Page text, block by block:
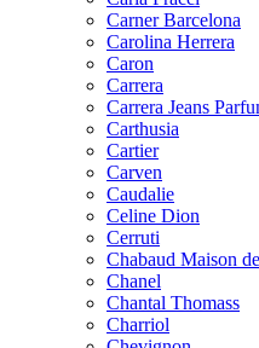
Carner Barcelona
Carolina Herrera
Caron
Carrera
Carrera Jeans
Carthusia
Cartier
Carven
Caudalie
Celine Dion
Cerruti
Chabaud Maison
Chanel
Chantal Thomass
Charriol